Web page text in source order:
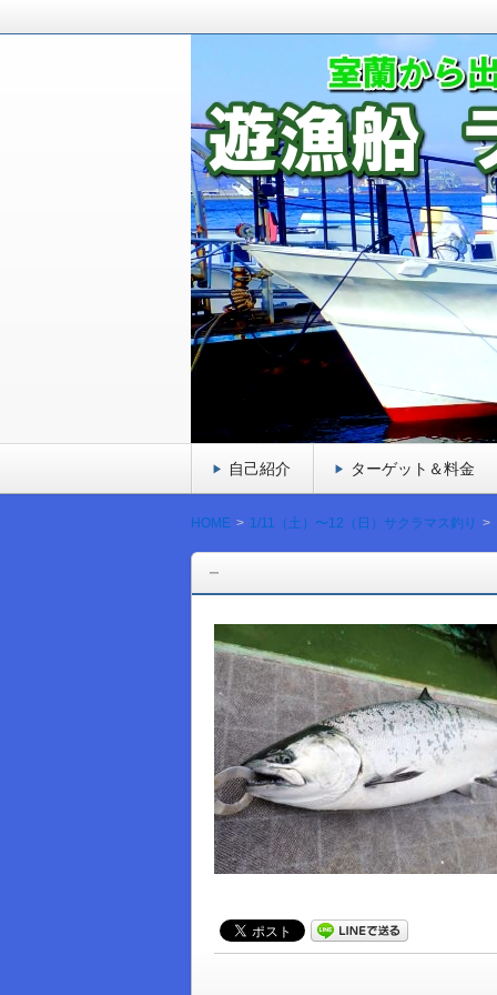
室蘭 遊漁船 ラブ
室蘭から出港している釣り船です！
ゲットとし、お客様に満足頂ける遊
自己紹介 ターゲット＆料金
HOME 1/11（土）〜12（日）サクラマス釣り